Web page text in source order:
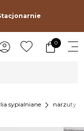
0
sypialniane chevron_right narzuty